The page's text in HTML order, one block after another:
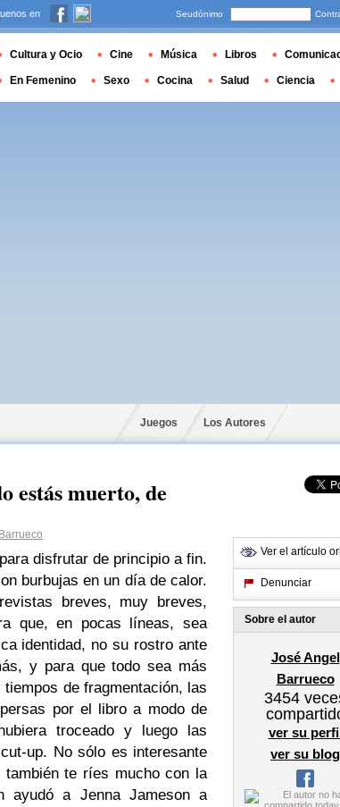
Juegos Los Autores
estás muerto, de
disfrutar de principio a fin.
burbujas en un día de calor.
breves, muy breves,
que, en pocas líneas, sea
identidad, no su rostro ante
y para que todo sea más
de fragmentación, las
por el libro a modo de
troceado y luego las
up. No sólo es interesante
te ríes mucho con la
ayudó a Jenna Jameson a
Ver el artículo
Denunciar
Sobre el autor
José Angel
Barrueco
3454
ver su
ver su blog
en Seudónimo
Cultura y Ocio Cine Música Libros
En Femenino Sexo Cocina Salud Ciencia